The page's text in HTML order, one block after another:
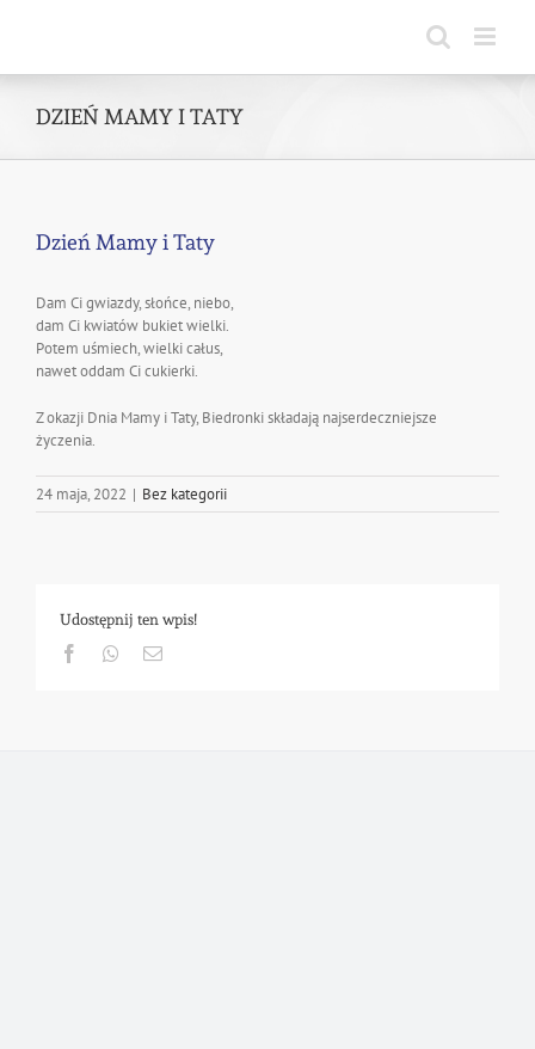
DZIEŃ MAMY I TATY
Dzień Mamy i Taty
Dam Ci gwiazdy, słońce, niebo,
dam Ci kwiatów bukiet wielki.
Potem uśmiech, wielki całus,
nawet oddam Ci cukierki.
Z okazji Dnia Mamy i Taty, Biedronki składają najserdeczniejsze
życzenia.
24 maja, 2022 | Bez kategorii
Udostępnij ten wpis!
FacebookWhatsapp
Email